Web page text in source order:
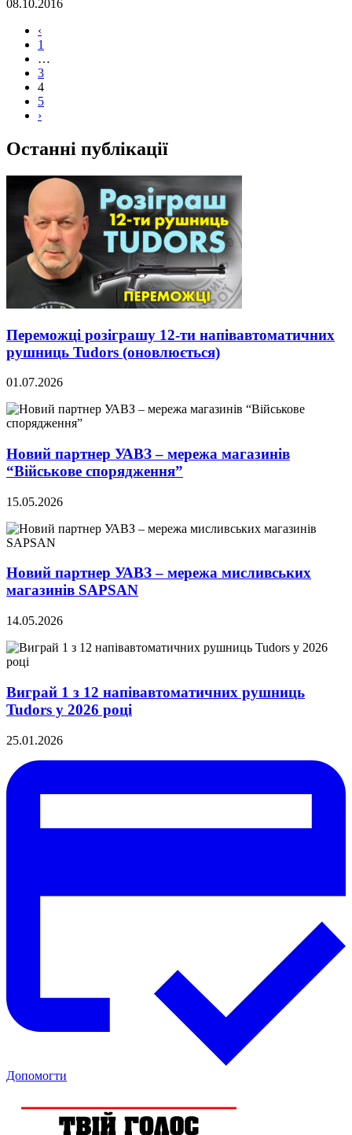
08.10.2016
‹
1
…
3
4
5
›
Останні публікації
Переможці розіграшу 12-ти напівавтоматичних
рушниць Tudors (оновлюється)
01.07.2026
Новий партнер УАВЗ – мережа магазинів
“Військове спорядження”
15.05.2026
Новий партнер УАВЗ – мережа мисливських
магазинів SAPSAN
14.05.2026
Виграй 1 з 12 напівавтоматичних рушниць
Tudors у 2026 році
25.01.2026
Допомогти